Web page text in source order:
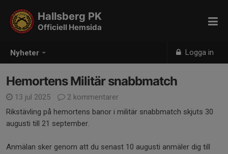
Nyheter Logga in
Hallsberg PK
Officiell Hemsida
Hemortens Militär snabbmatch
13 jul 2025
2 kommentarer
Rikstävling på hemortens banor i militär snabbmatch skjuts 30
augusti till 21 september.
Anmälan sker genom att du senast 10 augusti anmäler dig till